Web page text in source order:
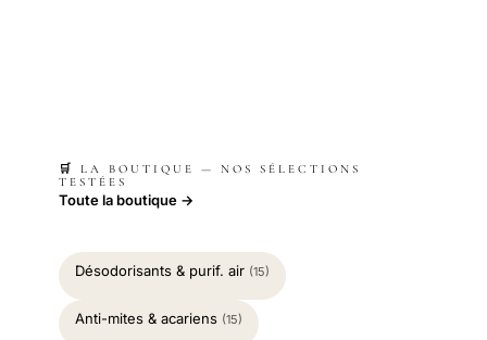
🛒 LA BOUTIQUE — NOS SÉLECTIONS
TESTÉES
Toute la boutique →
Désodorisants & purif. air (15)
Anti-mites & acariens (15)